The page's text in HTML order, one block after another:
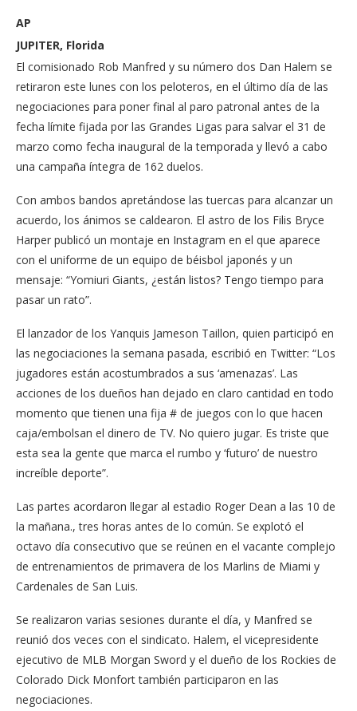
AP
JUPITER, Florida
El comisionado Rob Manfred y su número dos Dan Halem se
retiraron este lunes con los peloteros, en el último día de las
negociaciones para poner final al paro patronal antes de la
fecha límite fijada por las Grandes Ligas para salvar el 31 de
marzo como fecha inaugural de la temporada y llevó a cabo
una campaña íntegra de 162 duelos.
Con ambos bandos apretándose las tuercas para alcanzar un
acuerdo, los ánimos se caldearon. El astro de los Filis Bryce
Harper publicó un montaje en Instagram en el que aparece
con el uniforme de un equipo de béisbol japonés y un
mensaje: “Yomiuri Giants, ¿están listos? Tengo tiempo para
pasar un rato”.
El lanzador de los Yanquis Jameson Taillon, quien participó en
las negociaciones la semana pasada, escribió en Twitter: “Los
jugadores están acostumbrados a sus ‘amenazas’. Las
acciones de los dueños han dejado en claro cantidad en todo
momento que tienen una fija # de juegos con lo que hacen
caja/embolsan el dinero de TV. No quiero jugar. Es triste que
esta sea la gente que marca el rumbo y ‘futuro’ de nuestro
increíble deporte”.
Las partes acordaron llegar al estadio Roger Dean a las 10 de
la mañana., tres horas antes de lo común. Se explotó el
octavo día consecutivo que se reúnen en el vacante complejo
de entrenamientos de primavera de los Marlins de Miami y
Cardenales de San Luis.
Se realizaron varias sesiones durante el día, y Manfred se
reunió dos veces con el sindicato. Halem, el vicepresidente
ejecutivo de MLB Morgan Sword y el dueño de los Rockies de
Colorado Dick Monfort también participaron en las
negociaciones.